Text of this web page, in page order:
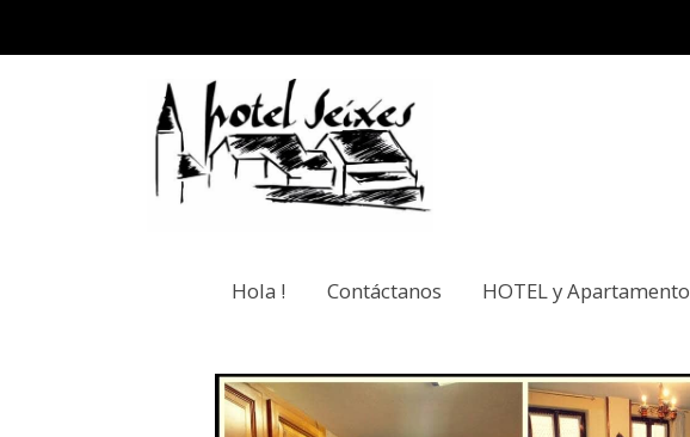
Hola ! Contáctanos HOTEL y Apartamento
Apartamento para 4